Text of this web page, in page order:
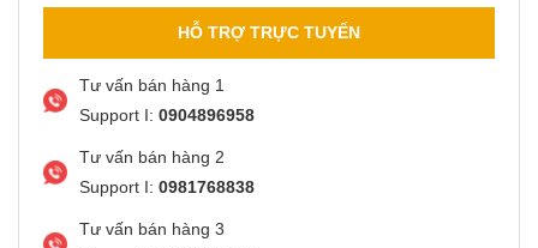
HỖ TRỢ TRỰC TUYẾN
Tư vấn bán hàng 1
Support I: 0904896958
Tư vấn bán hàng 2
Support I: 0981768838
Tư vấn bán hàng 3